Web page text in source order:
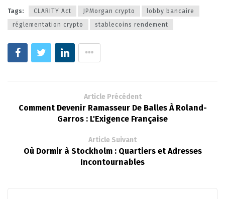
Tags: CLARITY Act JPMorgan crypto
lobby bancaire
réglementation crypto
stablecoins rendement
Article Précédent
Comment Devenir Ramasseur De Balles À Roland-
Garros : L'Exigence Française
Article Suivant
Où Dormir à Stockholm : Quartiers et Adresses
Incontournables